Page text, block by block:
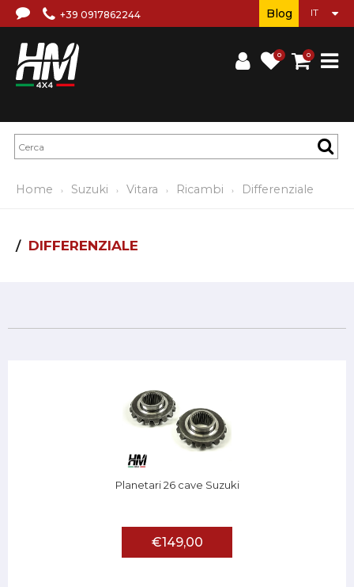
+39 0917862244
0 0
Blog
Home Suzuki Vitara Ricambi Differenziale
DIFFERENZIALE
Planetari 26 cave Suzuki
€149,00